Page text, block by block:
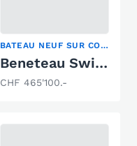
BATEAU NEUF SUR COMMANDE
Beneteau Swift Trawler 41 Sedan
CHF 465'100.-